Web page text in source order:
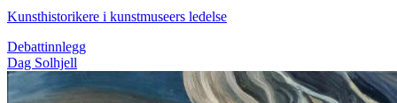
Kunsthistorikere i kunstmuseers ledelse
Debattinnlegg
Dag Solhjell